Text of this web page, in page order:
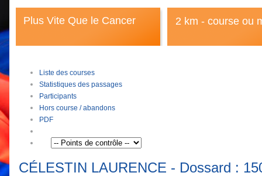
Plus Vite Que le Cancer 2 km - course ou
Liste des courses
Statistiques des passages
Participants
Hors course / abandons
PDF
CÉLESTIN LAURENCE - Dossard :